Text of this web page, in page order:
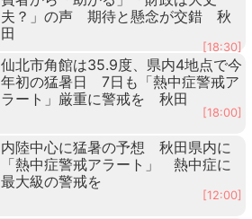
夫？」の声 期待と懸念が交錯 秋
田
[18:30]
仙北市角館は35.9度、県内4地点で今
年初の猛暑日 7日も「熱中症警戒ア
ラート」厳重に警戒を 秋田
[18:00]
内陸中心に猛暑の予想 秋田県内に
「熱中症警戒アラート」 熱中症に
最大級の警戒を
[12:00]